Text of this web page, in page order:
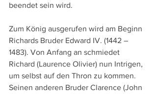
beendet sein wird.
Zum König ausgerufen wird am Beginn
Richards Bruder Edward IV. (1442 –
1483). Von Anfang an schmiedet
Richard (Laurence Olivier) nun Intrigen,
um selbst auf den Thron zu kommen.
Seinen anderen Bruder Clarence (John